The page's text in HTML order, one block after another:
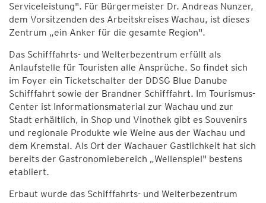
Serviceleistung". Für Bürgermeister Dr. Andreas Nunzer,
dem Vorsitzenden des Arbeitskreises Wachau, ist dieses
Zentrum „ein Anker für die gesamte Region".
Das Schifffahrts- und Welterbezentrum erfüllt als
Anlaufstelle für Touristen alle Ansprüche. So findet sich
im Foyer ein Ticketschalter der DDSG Blue Danube
Schifffahrt sowie der Brandner Schifffahrt. Im Tourismus-
Center ist Informationsmaterial zur Wachau und zur
Stadt erhältlich, in Shop und Vinothek gibt es Souvenirs
und regionale Produkte wie Weine aus der Wachau und
dem Kremstal. Als Ort der Wachauer Gastlichkeit hat sich
bereits der Gastronomiebereich „Wellenspiel" bestens
etabliert.
Erbaut wurde das Schifffahrts- und Welterbezentrum